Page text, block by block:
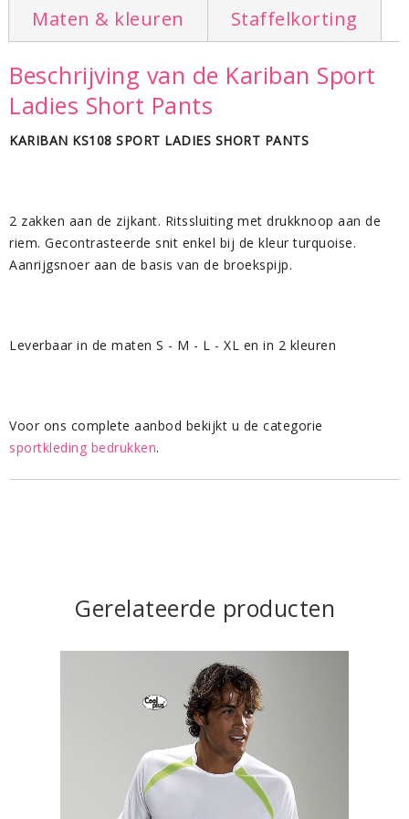
Maten & kleuren
Staffelkorting
Beschrijving van de Kariban Sport
Ladies Short Pants
KARIBAN KS108 SPORT LADIES SHORT PANTS
2 zakken aan de zijkant. Ritssluiting met drukknoop aan de
riem. Gecontrasteerde snit enkel bij de kleur turquoise.
Aanrijgsnoer aan de basis van de broekspijp.
Leverbaar in de maten S - M - L - XL en in 2 kleuren
Voor ons complete aanbod bekijkt u de categorie
sportkleding bedrukken.
Gerelateerde producten